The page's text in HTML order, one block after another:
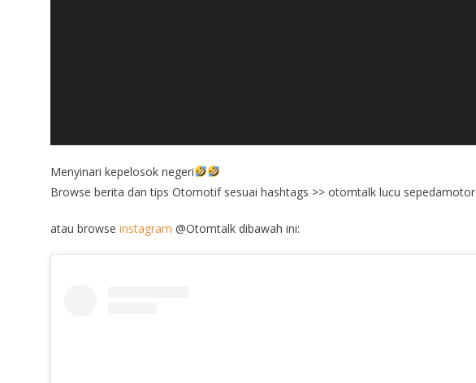
Menyinari kepelosok negeri
Browse berita dan tips Otomotif sesuai hashtags >> otomtalk lucu sepedamotor
atau browse instagram @Otomtalk dibawah ini: